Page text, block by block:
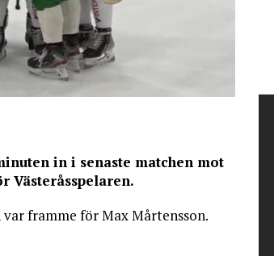
in i senaste matchen mot
Västeråsspelaren.
framme för Max Mårtensson.